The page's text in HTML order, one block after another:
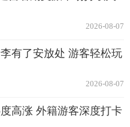
2026-08-07
有了安放处 游客轻松玩
2026-08-07
高涨 外籍游客深度打卡